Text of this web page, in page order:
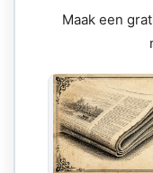
Maak een